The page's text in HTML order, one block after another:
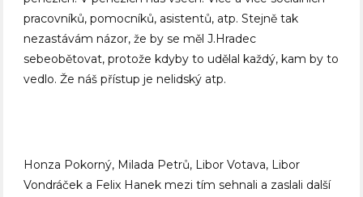
pracovníků, pomocníků, asistentů, atp. Stejně tak
nezastávám názor, že by se měl J.Hradec
sebeobětovat, protože kdyby to udělal každý, kam by to
vedlo. Že náš přístup je nelidský atp.
Honza Pokorný, Milada Petrů, Libor Votava, Libor
Vondráček a Felix Hanek mezi tím sehnali a zaslali další